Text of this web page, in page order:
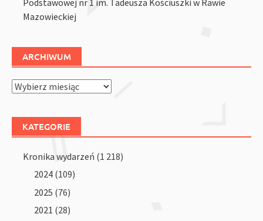
Podstawowej nr 1 im. Tadeusza Kościuszki w Rawie
Mazowieckiej
ARCHIWUM
Archiwum
KATEGORIE
Kronika wydarzeń (1 218)
2024 (109)
2025 (76)
2021 (28)